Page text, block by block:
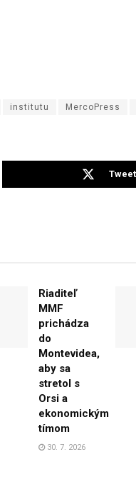
institutu MercoPress
Tweet
Riaditeľ
MMF
prichádza
do
Montevidea,
aby sa
stretol s
Orsi a
ekonomickým
tímom
30. 7. 2026